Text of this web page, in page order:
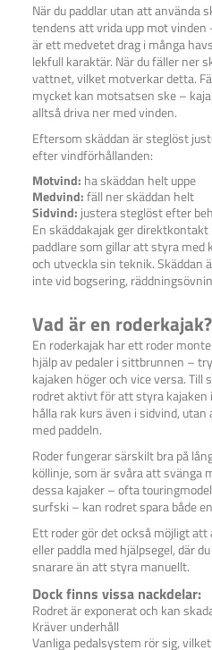
När du paddlar utan att använda
tendens att vrida upp mot
är ett medvetet drag i många
lekfull karaktär. När du fäller ner
vattnet, vilket motverkar detta.
mycket kan motsatsen ske –
alltså driva ner med vinden.
Eftersom skäddan är steglöst
efter vindförhållanden:
Motvind: ha skäddan helt uppe
Medvind:fäll ner skäddan helt
Sidvind: justera steglöst efter
En skäddakajak ger
paddlare som gillar att styra med
och utveckla sin teknik. Skäddan
inte vid bogsering,
Vad är en roderkajak?
En roderkajak har ett roder
hjälp av pedaler i sittbrunnen –
kajaken höger och vice versa.
rodret aktivt för att styra kajaken
hålla rak kurs även i sidvind,
med paddeln.
Roder fungerar särskilt bra på
köllinje, som är svåra att svänga
dessa kajaker – ofta
surfski – kan rodret spara både
Ett roder gör det också möjligt
eller paddla med hjälpsegel, där
snarare än att styra manuellt.
Dock finns vissa nackdelar:
Rodret är exponerat och kan
Kräver underhåll
Vanliga pedalsystem rör sig,